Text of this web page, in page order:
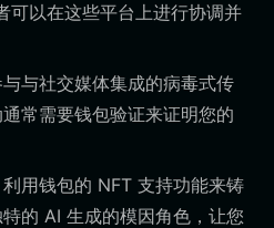
可以在这些平台上进行协调并
与社交媒体集成的病毒式传
常需要钱包验证来证明您的
利用钱包的 NFT 支持功能来铸
的 AI 生成的模因角色，让您